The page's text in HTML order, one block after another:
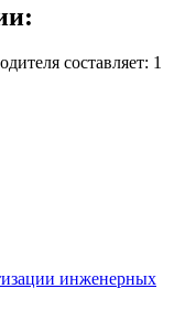
составляет: 1
инженерных